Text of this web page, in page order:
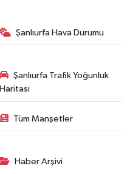
Şanlıurfa Hava Durumu
Şanlıurfa Trafik Yoğunluk
Haritası
Tüm Manşetler
Haber Arşivi